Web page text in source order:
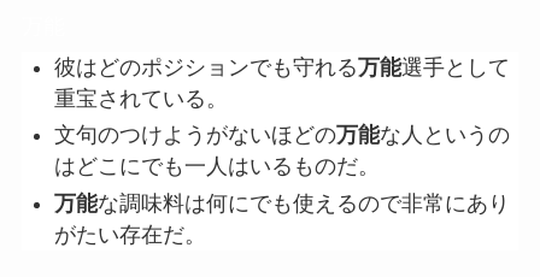
彼はどのポジションでも守れる万能選手として
重宝されている。
文句のつけようがないほどの万能な人というの
はどこにでも一人はいるものだ。
万能な調味料は何にでも使えるので非常にあり
がたい存在だ。